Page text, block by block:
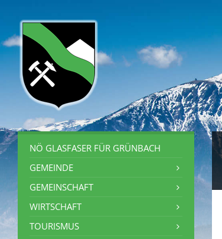
NÖ GLASFASER FÜR GRÜNBACH
GEMEINDE
GEMEINSCHAFT
WIRTSCHAFT
TOURISMUS